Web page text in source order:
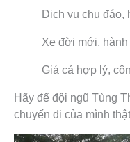
Dịch vụ chu
Xe đời mới, hành
Giá cả hợp lý,
Hãy để đội ngũ Tùng
chuyến đi của mình